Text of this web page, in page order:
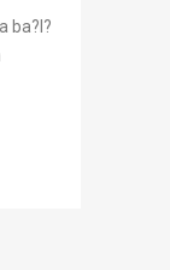
ba?l?